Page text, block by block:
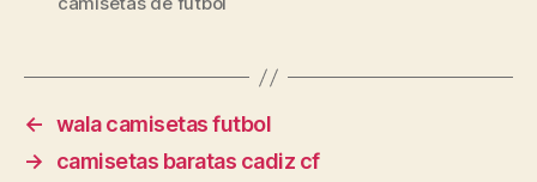
← wala camisetas futbol
→
camisetas baratas cadiz cf